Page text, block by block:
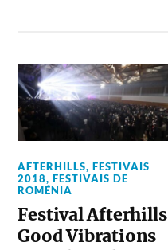
AFTERHILLS,FESTIVAIS
2018,FESTIVAIS DE
ROMÉNIA
Festival Afterhills
Good Vibrations